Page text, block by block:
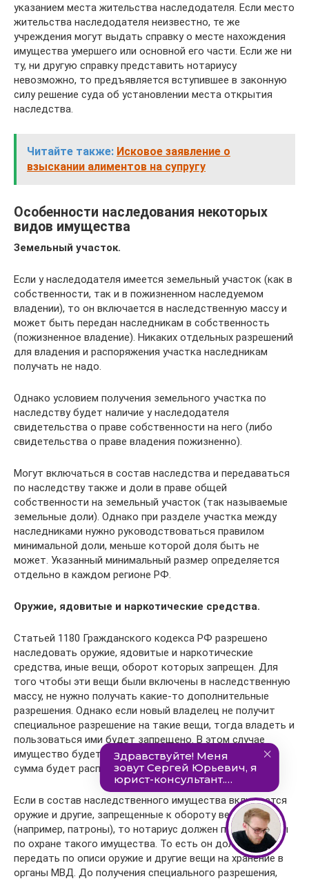
указанием места жительства наследодателя. Если место
жительства наследодателя неизвестно, те же
учреждения могут выдать справку о месте нахождения
имущества умершего или основной его части. Если же ни
ту, ни другую справку представить нотариусу
невозможно, то предъявляется вступившее в законную
силу решение суда об установлении места открытия
наследства.
Читайте также: Исковое заявление о
взыскании алиментов на супругу
Особенности наследования некоторых
видов имущества
Земельный участок.
Если у наследодателя имеется земельный участок (как в
собственности, так и в пожизненном наследуемом
владении), то он включается в наследственную массу и
может быть передан наследникам в собственность
(пожизненное владение). Никаких отдельных разрешений
для владения и распоряжения участка наследникам
получать не надо.
Однако условием получения земельного участка по
наследству будет наличие у наследодателя
свидетельства о праве собственности на него (либо
свидетельства о праве владения пожизненно).
Могут включаться в состав наследства и передаваться
по наследству также и доли в праве общей
собственности на земельный участок (так называемые
земельные доли). Однако при разделе участка между
наследниками нужно руководствоваться правилом
минимальной доли, меньше которой доля быть не
может. Указанный минимальный размер определяется
отдельно в каждом регионе РФ.
Оружие, ядовитые и наркотические средства.
Статьей 1180 Гражданского кодекса РФ разрешено
наследовать оружие, ядовитые и наркотические
средства, иные вещи, оборот которых запрещен. Для
того чтобы эти вещи были включены в наследственную
массу, не нужно получать какие-то дополнительные
разрешения. Однако если новый владелец не получит
специальное разрешение на такие вещи, тогда владеть и
пользоваться ими будет запрещено. В этом случае
имущество будет подлежать продаже, а вырученная
сумма будет распределена между наследниками.
Если в состав наследственного имущества включается
оружие и другие, запрещенные к обороту вещи
(например, патроны), то нотариус должен принять меры
по охране такого имущества. То есть он должен
передать по описи оружие и другие вещи на хранение в
органы МВД. До получения специального разрешения,